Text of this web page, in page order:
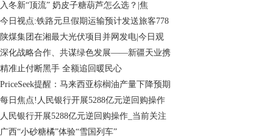
入冬新“顶流” 奶皮子糖葫芦怎么选？|焦
今日视点:铁路元旦假期运输预计发送旅客778
陕煤集团在湘最大光伏项目并网发电|今日观
深化战略合作、共谋绿色发展——新疆天业携
精准止付断黑手 全额追回暖民心
PriceSeek提醒：马来西亚棕榈油产量下降预期
每日焦点!人民银行开展5288亿元逆回购操作
人民银行开展5288亿元逆回购操作_当前关注
广西“小砂糖橘”体验“雪国列车”